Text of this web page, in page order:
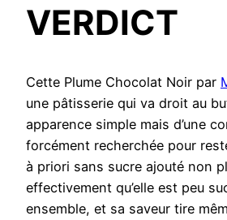
VERDICT
Cette Plume Chocolat Noir par
une pâtisserie qui va droit au
apparence simple mais d’une
forcément recherchée pour
à priori sans sucre ajouté non
effectivement qu’elle est peu
ensemble, et sa saveur tire